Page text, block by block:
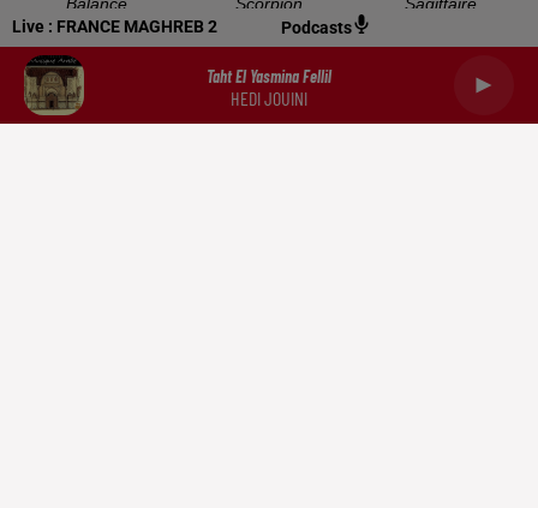
Live : FRANCE MAGHREB 2 Podcasts
Taht El Yasmina Fellil
HEDI JOUINI
Balance Scorpion Sagittaire